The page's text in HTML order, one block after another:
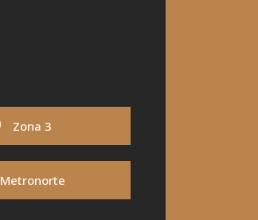
Zona 3
Metronorte